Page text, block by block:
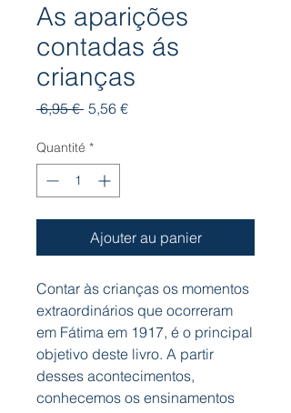
As aparições
contadas ás
crianças
6,95 € Prix
5,56 €Prix
Quantité *
Ajouter au panier
Contar às crianças os momentos
extraordinários que ocorreram
em Fátima em 1917, é o principal
objetivo deste livro. A partir
desses acontecimentos,
conhecemos os ensinamentos